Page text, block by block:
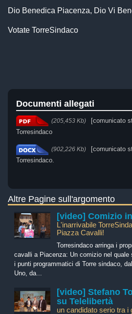
Dio Benedica Piacenza, Dio Vi
Votate TorreSindaco
Documenti allegati
(205,453 Kb)
[comunicato
Torresindaco
(902,226 Kb)
[comunicato
Torresindaco.
Altre Pagine sull'argomento
[video] Comizio
L'inarrivabile
Piazza Cavalli!
Torresindaco arringa i
cavalli a Piacenza: Un comizio nel quale
i punti programmatici di Torre sindaco,
Uno, da...
[video] Stefano
su Telelibertà
un candidato serio tra i